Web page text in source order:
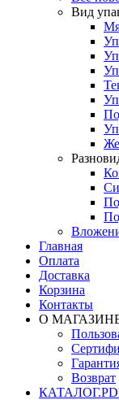
Вид
Главная
Оплата
Доставка
Корзина
Контакты
О
Возврат